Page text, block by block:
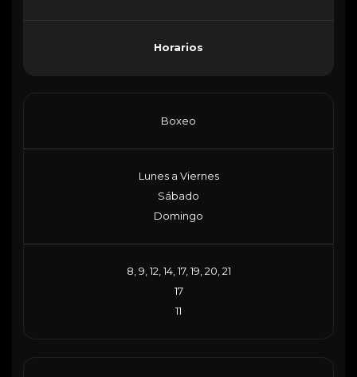
Horarios
Boxeo
Lunes a Viernes
Sábado
Domingo
8, 9, 12, 14, 17, 19, 20, 21
17
11